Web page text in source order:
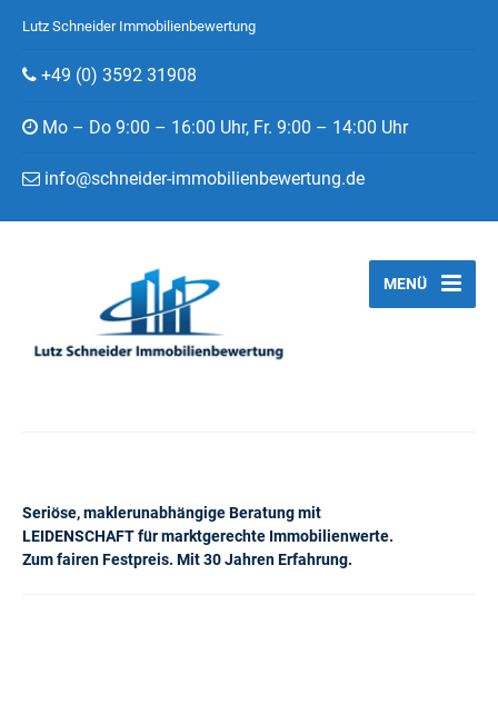
Lutz Schneider Immobilienbewertung
+49 (0) 3592 31908
Mo – Do 9:00 – 16:00 Uhr, Fr. 9:00 – 14:00 Uhr
info@schneider-immobilienbewertung.de
Seriöse, maklerunabhängige Beratung mit
LEIDENSCHAFT für marktgerechte Immobilienwerte.
Zum fairen Festpreis. Mit 30 Jahren Erfahrung.
MENÜ